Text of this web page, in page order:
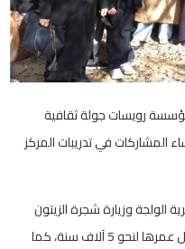
رويسات جولة ثقافية
المشاركات في تدريبات المركز
الولجة وزيارة شجرة الزيتون
التي تعتبر أقدم شجرة زيتون في العالم ويصل عمرها لنحو 5 آلاف سنة، كما